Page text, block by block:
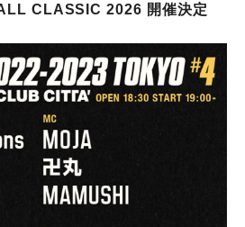
CLASSIC 2026 開催決定